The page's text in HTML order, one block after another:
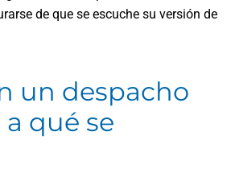
de que se escuche su versión de
un despacho
qué se